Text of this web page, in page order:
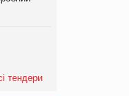
компанії «УкраМарин»
тендери